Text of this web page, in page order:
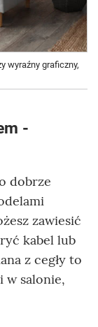
wyraźny graficzny,
-
dobrze
zawiesić
kabel lub
z cegły to
w salonie,